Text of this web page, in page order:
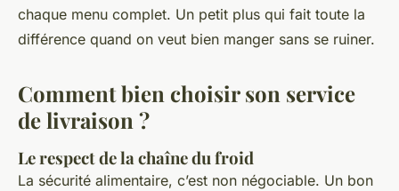
chaque menu complet. Un petit plus qui fait toute la
différence quand on veut bien manger sans se ruiner.
Comment bien choisir son service
de livraison ?
Le respect de la chaîne du froid
La sécurité alimentaire, c’est non négociable. Un bon